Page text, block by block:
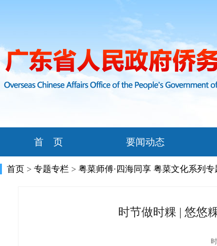
首 页 要闻动态
首页 > 专题专栏 > 粤菜师傅·四海同享 粤菜文化系列专
时节做时粿 | 悠悠